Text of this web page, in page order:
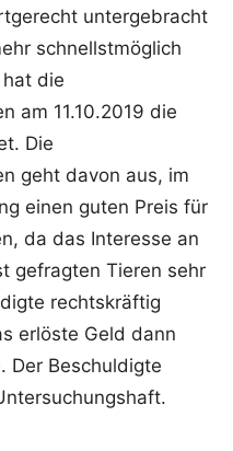
untergebracht
schnellstmöglich
die
am 11.10.2019 die
Die
geht davon aus, im
einen guten Preis für
da das Interesse an
gefragten Tieren sehr
rechtskräftig
erlöste Geld dann
Der Beschuldigte